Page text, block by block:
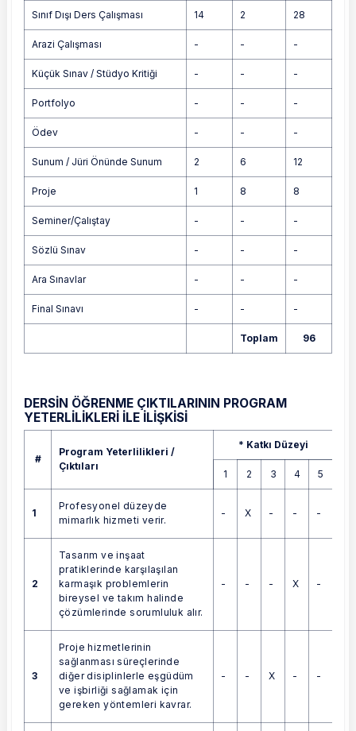
Sınıf Dışı Ders Çalışması 14 2 28
Arazi Çalışması - - -
Küçük Sınav / Stüdyo Kritiği - - -
Portfolyo - - -
Ödev - - -
Sunum / Jüri Önünde Sunum 2 6 12
Proje 1 8 8
Seminer/Çalıştay - - -
Sözlü Sınav - - -
Ara Sınavlar - - -
Final Sınavı - - -
Toplam 96
DERSİN ÖĞRENME ÇIKTILARININ PROGRAM
YETERLİLİKLERİ İLE İLİŞKİSİ
#
Program Yeterlilikleri /
Çıktıları
* Katkı Düzeyi
1 2 3 4 5
1
Profesyonel düzeyde
mimarlık hizmeti verir.
- X - - -
2
Tasarım ve inşaat
pratiklerinde karşılaşılan
karmaşık problemlerin
bireysel ve takım halinde
çözümlerinde sorumluluk alır.
- - - X -
3
Proje hizmetlerinin
sağlanması süreçlerinde
diğer disiplinlerle eşgüdüm
ve işbirliği sağlamak için
gereken yöntemleri kavrar.
- - X - -